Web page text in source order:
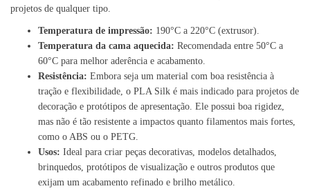
projetos de qualquer tipo.
Temperatura de impressão: 190°C a 220°C (extrusor).
Temperatura da cama aquecida: Recomendada entre 50°C a
60°C para melhor aderência e acabamento.
Resistência: Embora seja um material com boa resistência à
tração e flexibilidade, o PLA Silk é mais indicado para projetos de
decoração e protótipos de apresentação. Ele possui boa rigidez,
mas não é tão resistente a impactos quanto filamentos mais fortes,
como o ABS ou o PETG.
Usos: Ideal para criar peças decorativas, modelos detalhados,
brinquedos, protótipos de visualização e outros produtos que
exijam um acabamento refinado e brilho metálico.